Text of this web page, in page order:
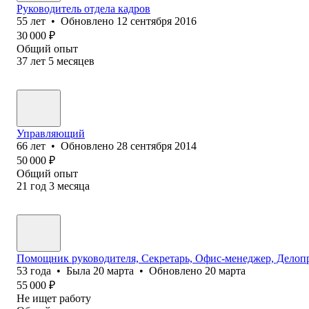
Руководитель отдела кадров
55 лет • Обновлено 12 сентября 2016
30 000 ₽
Общий опыт
37 лет 5 месяцев
Управляющий
66 лет • Обновлено 28 сентября 2014
50 000 ₽
Общий опыт
21 год 3 месяца
Помощник руководителя, Секретарь, Офис-менеджер,
53 года • Была 20 марта • Обновлено 20 марта
55 000 ₽
Не ищет работу